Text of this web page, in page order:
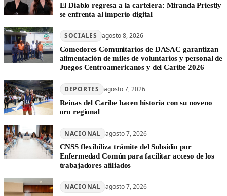
El Diablo regresa a la cartelera: Miranda Priestly
se enfrenta al imperio digital
SOCIALES agosto 8, 2026
Comedores Comunitarios de DASAC garantizan
alimentación de miles de voluntarios y personal de
Juegos Centroamericanos y del Caribe 2026
DEPORTES agosto 7, 2026
Reinas del Caribe hacen historia con su noveno
oro regional
NACIONAL agosto 7, 2026
CNSS flexibiliza trámite del Subsidio por
Enfermedad Común para facilitar acceso de los
trabajadores afiliados
NACIONAL agosto 7, 2026